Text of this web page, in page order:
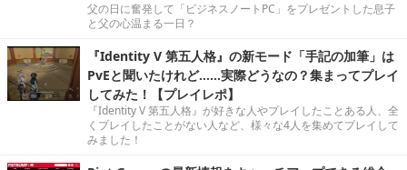
父の日に奮発して「ビジネスノートPC」をプレゼントした息子
と父の心温まる一日？
『Identity V 第五人格』の新モード「手記の加筆」は
PvEと聞いたけれど……実際どうなの？集まってプレイ
してみた！【プレイレポ】
『Identity V 第五人格』が好きな人やプレイしたことある人、全
くプレイしたことがない人など、様々な4人を集めてプレイして
みました！